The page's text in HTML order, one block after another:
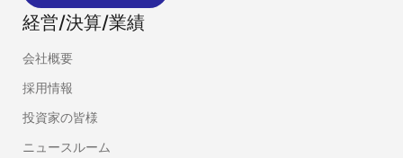
経営/決算/業績
会社概要
採用情報
投資家の皆様
ニュースルーム